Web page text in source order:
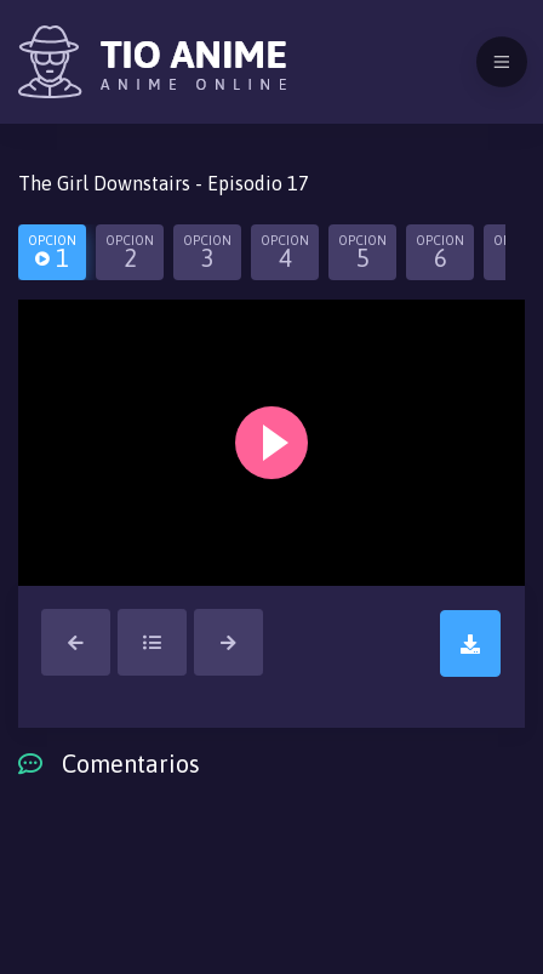
The Girl Downstairs - Episodio 17
OPCION
1
OPCION
2
OPCION
3
OPCION
4
OPCION
5
OPCION
6
OPCION
Comentarios